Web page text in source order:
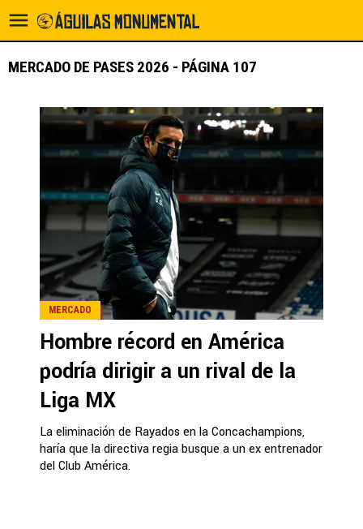
MERCADO DE PASES 2026 - PÁGINA 107
MERCADO
Hombre récord en América
podría dirigir a un rival de la
Liga MX
La eliminación de Rayados en la Concachampions,
haría que la directiva regia busque a un ex entrenador
del Club América.